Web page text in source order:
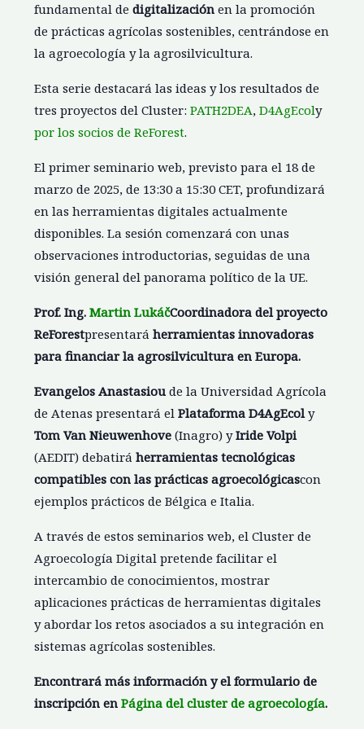
fundamental dedigitalización en la promoción
de prácticas agrícolas sostenibles, centrándose en
la agroecología y la agrosilvicultura.
Esta serie destacará las ideas y los resultados de
tres proyectos del Cluster:PATH2DEA,D4AgEcoly
por los socios de ReForest.
El primer seminario web, previsto para el 18 de
marzo de 2025, de 13:30 a 15:30 CET, profundizará
en las herramientas digitales actualmente
disponibles. La sesión comenzará con unas
observaciones introductorias, seguidas de una
visión general del panorama político de la UE.
Prof. Ing.Martin LukáčCoordinadora del proyecto
ReForestpresentaráherramientas innovadoras
para financiar la agrosilvicultura en Europa.
Evangelos Anastasiou de la Universidad Agrícola
de Atenas presentará elPlataforma D4AgEcoly
Tom Van Nieuwenhove (Inagro) yIride Volpi
(AEDIT) debatiráherramientas tecnológicas
compatibles con las prácticas agroecológicascon
ejemplos prácticos de Bélgica e Italia.
A través de estos seminarios web, el Cluster de
Agroecología Digital pretende facilitar el
intercambio de conocimientos, mostrar
aplicaciones prácticas de herramientas digitales
y abordar los retos asociados a su integración en
sistemas agrícolas sostenibles.
Encontrará más información y el formulario de
inscripción enPágina del cluster de agroecología.